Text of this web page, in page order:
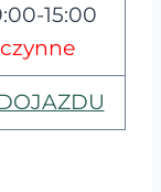
15:00